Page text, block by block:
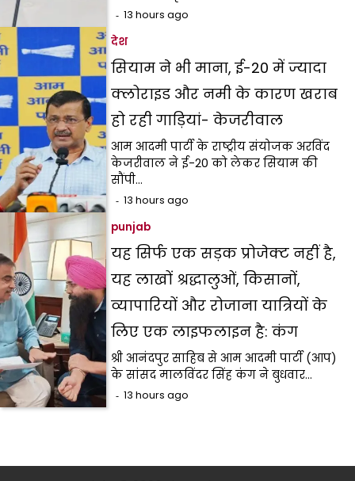
13 hours ago
देश
सियाम ने भी माना, ई-20 में ज्यादा
क्लोराइड और नमी के कारण खराब
हो रही गाड़ियां- केजरीवाल
आम आदमी पार्टी के राष्ट्रीय संयोजक अरविंद
केजरीवाल ने ई-20 को लेकर सियाम की
सौंपी…
13 hours ago
punjab
यह सिर्फ एक सड़क प्रोजेक्ट नहीं है,
यह लाखों श्रद्धालुओं, किसानों,
व्यापारियों और रोजाना यात्रियों के
लिए एक लाइफलाइन है: कंग
श्री आनंदपुर साहिब से आम आदमी पार्टी (आप)
के सांसद मालविंदर सिंह कंग ने बुधवार…
13 hours ago